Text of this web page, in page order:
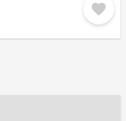
favorite